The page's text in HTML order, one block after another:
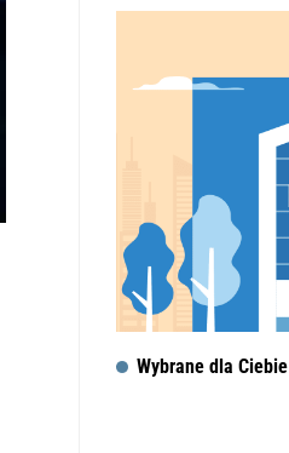
Wybrane dla Ciebie